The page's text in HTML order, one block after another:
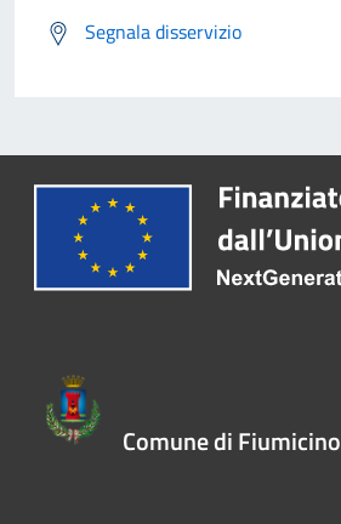
Segnala disservizio
Comune di Fiumicino